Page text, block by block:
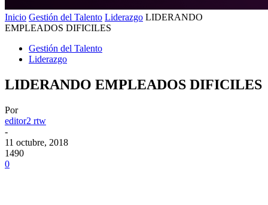
Inicio Gestión del Talento Liderazgo LIDERANDO
EMPLEADOS DIFICILES
Gestión del Talento
Liderazgo
LIDERANDO EMPLEADOS DIFICILES
Por
editor2 rtw
-
11 octubre, 2018
1490
0